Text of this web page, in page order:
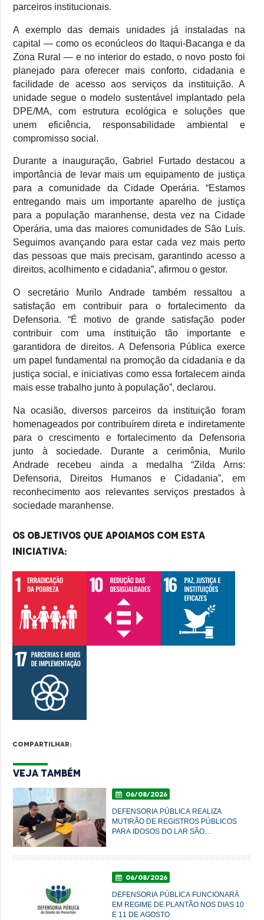
parceiros institucionais.
A exemplo das demais unidades já instaladas na
capital — como os econúcleos do Itaqui-Bacanga e da
Zona Rural — e no interior do estado, o novo posto foi
planejado para oferecer mais conforto, cidadania e
facilidade de acesso aos serviços da instituição. A
unidade segue o modelo sustentável implantado pela
DPE/MA, com estrutura ecológica e soluções que
unem eficiência, responsabilidade ambiental e
compromisso social.
Durante a inauguração, Gabriel Furtado destacou a
importância de levar mais um equipamento de justiça
para a comunidade da Cidade Operária. “Estamos
entregando mais um importante aparelho de justiça
para a população maranhense, desta vez na Cidade
Operária, uma das maiores comunidades de São Luís.
Seguimos avançando para estar cada vez mais perto
das pessoas que mais precisam, garantindo acesso a
direitos, acolhimento e cidadania”, afirmou o gestor.
O secretário Murilo Andrade também ressaltou a
satisfação em contribuir para o fortalecimento da
Defensoria. “É motivo de grande satisfação poder
contribuir com uma instituição tão importante e
garantidora de direitos. A Defensoria Pública exerce
um papel fundamental na promoção da cidadania e da
justiça social, e iniciativas como essa fortalecem ainda
mais esse trabalho junto à população”, declarou.
Na ocasião, diversos parceiros da instituição foram
homenageados por contribuírem direta e indiretamente
para o crescimento e fortalecimento da Defensoria
junto à sociedade. Durante a cerimônia, Murilo
Andrade recebeu ainda a medalha “Zilda Arns:
Defensoria, Direitos Humanos e Cidadania”, em
reconhecimento aos relevantes serviços prestados à
sociedade maranhense.
Os objetivos que apoiamos com esta
iniciativa:
Compartilhar:
Veja Também
06/08/2026
DEFENSORIA PÚBLICA REALIZA
MUTIRÃO DE REGISTROS PÚBLICOS
PARA IDOSOS DO LAR SÃO
06/08/2026
DEFENSORIA PÚBLICA FUNCIONARÁ
EM REGIME DE PLANTÃO NOS DIAS 10
E 11 DE AGOSTO